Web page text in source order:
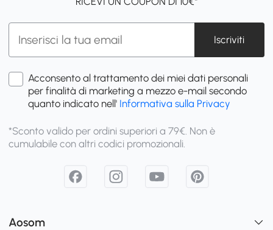
Iscriviti
Acconsento al trattamento dei miei dati personali
per finalità di marketing a mezzo e-mail secondo
quanto indicato nell' Informativa sulla Privacy
*Sconto valido per ordini superiori a 79€. Non è
cumulabile con altri codici promozionali.
Aosom